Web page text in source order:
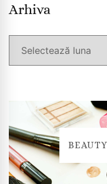
Arhiva
BEAUTY